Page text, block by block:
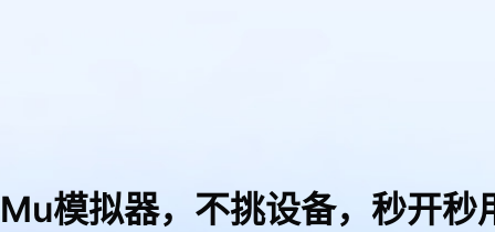
模拟器， 不挑设备，秒开秒